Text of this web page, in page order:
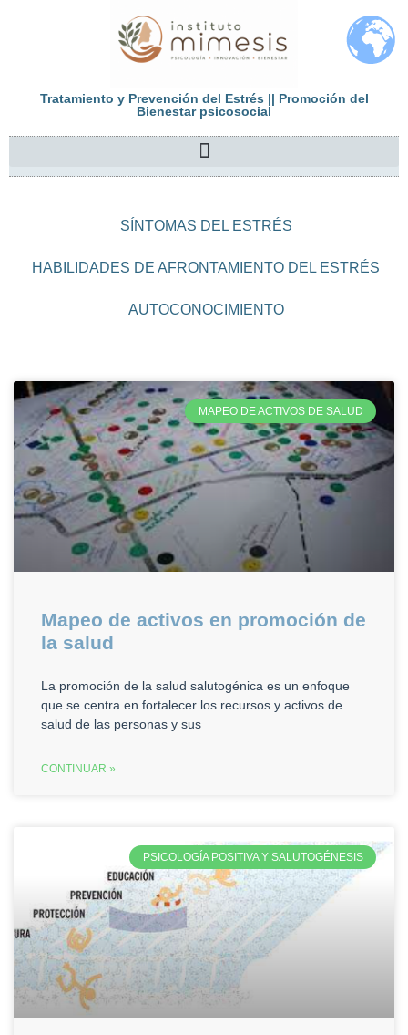
Tratamiento y Prevención del Estrés || Promoción del
Bienestar psicosocial
SÍNTOMAS DEL ESTRÉS
HABILIDADES DE AFRONTAMIENTO DEL ESTRÉS
AUTOCONOCIMIENTO
MAPEO DE ACTIVOS DE SALUD
Mapeo de activos en promoción de
la salud
La promoción de la salud salutogénica es un enfoque
que se centra en fortalecer los recursos y activos de
salud de las personas y sus
CONTINUAR »
PSICOLOGÍA POSITIVA Y SALUTOGÉNESIS